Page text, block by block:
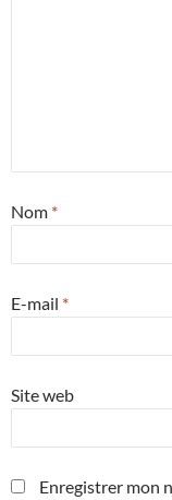
Nom *
E-mail *
Site web
Enregistrer mon